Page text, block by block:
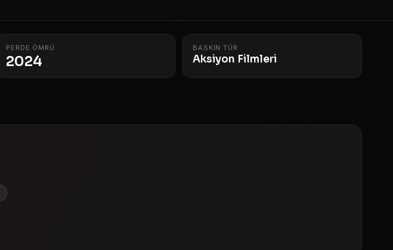
PERDE ÖMRÜ
2024
BASKIN TÜR
Aksiyon Filmleri